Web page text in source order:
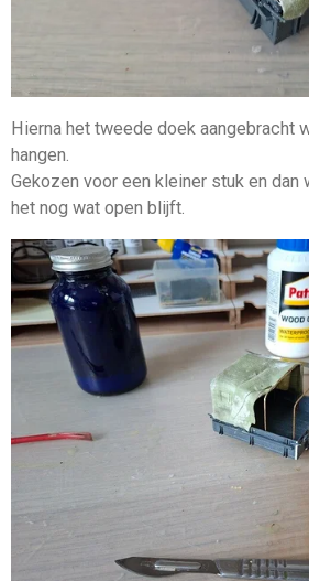
Hierna het tweede doek aangebracht
hangen.
Gekozen voor een kleiner stuk en
het nog wat open blijft.